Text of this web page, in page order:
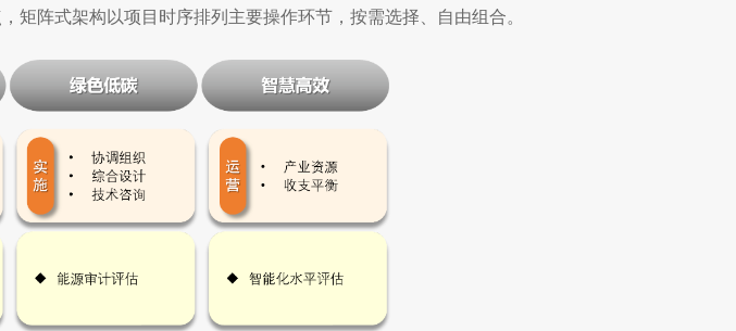
矩阵式架构以项目时序排列主要操作环节，按需选择、自由组合。